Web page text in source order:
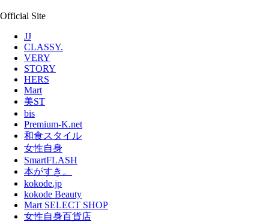
Official Site
JJ
CLASSY.
VERY
STORY
HERS
Mart
美ST
bis
Premium-K.net
和食スタイル
女性自身
SmartFLASH
本がすき。
kokode.jp
kokode Beauty
Mart SELECT SHOP
女性自身百貨店